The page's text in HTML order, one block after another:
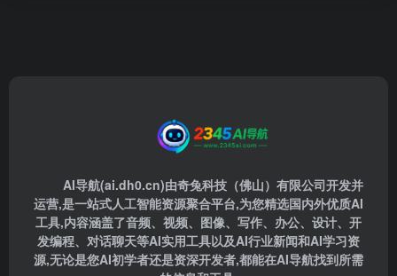
AI导航(ai.dh0.cn)由奇兔科技（佛山）有限公司开发并
运营,是一站式人工智能资源聚合平台,为您精选国内外优质AI
工具,内容涵盖了音频、视频、图像、写作、办公、设计、开
发编程、对话聊天等AI实用工具以及AI行业新闻和AI学习资
源,无论是您AI初学者还是资深开发者,都能在AI导航找到所需